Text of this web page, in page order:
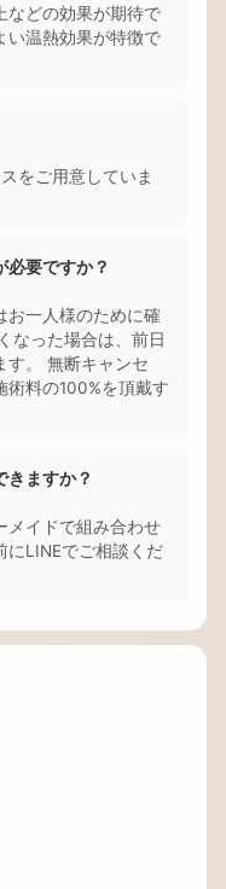
などの効果が期待で
い温熱効果が特徴で
をご用意していま
必要ですか？
お一人様のために確
なった場合は、前日
す。 無断キャンセ
術料の100%を頂戴す
きますか？
メイドで組み合わせ
にLINEでご相談くだ